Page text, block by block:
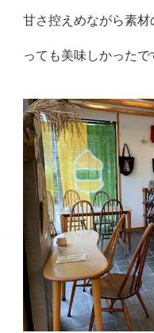
甘さ控えめながら素材
っても美味しかったで